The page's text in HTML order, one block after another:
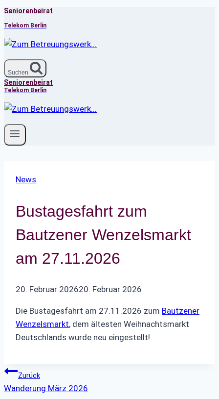
Zum
Inhalt
springen
Seniorenbeirat
Telekom Berlin
Suchen
Seniorenbeirat
Telekom Berlin
News
Bustagesfahrt zum
Bautzener Wenzelsmarkt
am 27.11.2026
20. Februar 202620. Februar 2026
Die Bustagesfahrt am 27.11.2026 zum Bautzener
Wenzelsmarkt, dem ältesten Weihnachtsmarkt
Deutschlands wurde neu eingestellt!
Beitragsnavigation
Zurück
Wanderung März 2026